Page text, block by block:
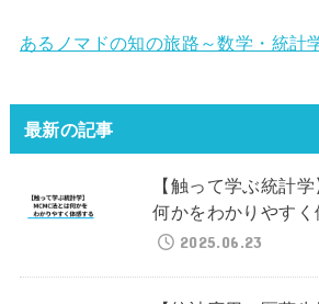
あるノマドの知の旅路～数学・統計
最新の記事
【触って学ぶ統計
何かをわかりやすく
2025.06.23